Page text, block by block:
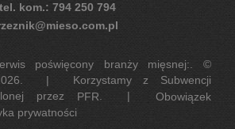
tel. kom.: 794 250 794
poświęcony branży mięsnej:. ©
| Korzystamy z Subwencji
przez PFR . |Obowiązek
prywatności